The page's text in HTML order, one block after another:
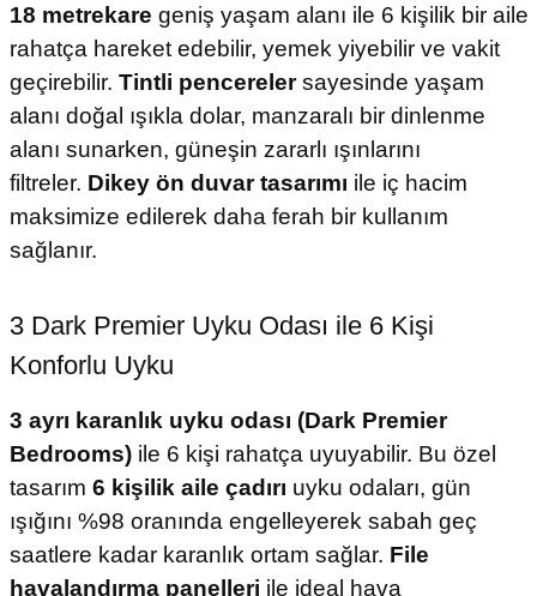
18 metrekare geniş yaşam alanı ile 6 kişilik bir aile
rahatça hareket edebilir, yemek yiyebilir ve vakit
geçirebilir. Tintli pencerelersayesinde yaşam
alanı doğal ışıkla dolar, manzaralı bir dinlenme
alanı sunarken, güneşin zararlı ışınlarını
filtreler. Dikey ön duvar tasarımı ile iç hacim
maksimize edilerek daha ferah bir kullanım
sağlanır.
3 Dark Premier Uyku Odası ile 6 Kişi
Konforlu Uyku
3 ayrı karanlık uyku odası (Dark Premier
Bedrooms)ile 6 kişi rahatça uyuyabilir. Bu özel
tasarım 6 kişilik aile çadırı uyku odaları, gün
ışığını %98 oranında engelleyerek sabah geç
saatlere kadar karanlık ortam sağlar. File
havalandırma panelleri ile ideal hava